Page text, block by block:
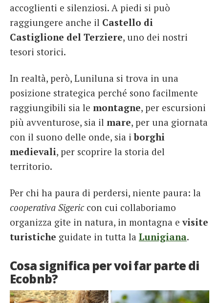
accoglienti e silenziosi. A piedi si può
raggiungere anche il Castello di
Castiglione del Terziere, uno dei nostri
tesori storici.
In realtà, però, Luniluna si trova in una
posizione strategica perché sono facilmente
raggiungibili sia le montagne, per escursioni
più avventurose, sia il mare, per una giornata
con il suono delle onde, sia iborghi
medievali, per scoprire la storia del
territorio.
Per chi ha paura di perdersi, niente paura: la
cooperativa Sigeric con cui collaboriamo
organizza gite in natura, in montagna e visite
turistiche guidate in tutta la Lunigiana.
Cosa significa per voi far parte di
Ecobnb?